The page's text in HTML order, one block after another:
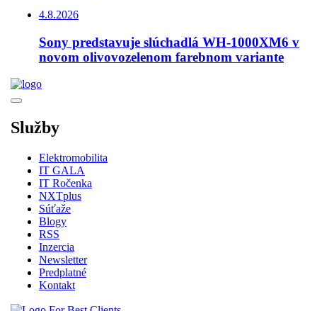
4.8.2026
Sony predstavuje slúchadlá WH-1000XM6 v
novom olivovozelenom farebnom variante
Služby
Elektromobilita
IT GALA
IT Ročenka
NXTplus
Súťaže
Blogy
RSS
Inzercia
Newsletter
Predplatné
Kontakt